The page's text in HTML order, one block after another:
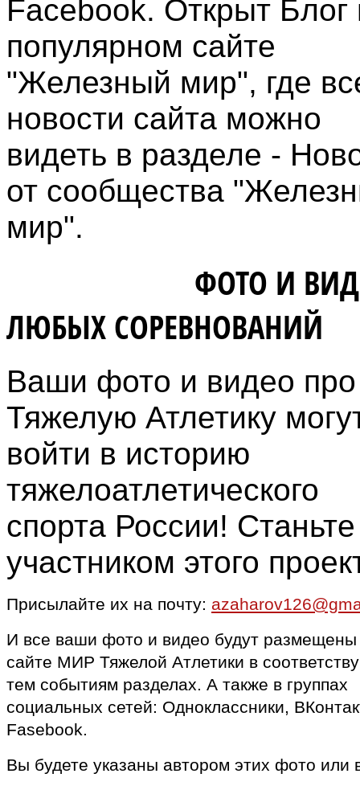
Facebook. Открыт Блог
популярном сайте
"Железный мир", где
новости сайта можно
видеть в разделе -
от сообщества
мир".
ФОТО И
ЛЮБЫХ СОРЕВНОВАНИЙ
Ваши фото и видео про
Тяжелую Атлетику
войти в историю
тяжелоатлетического
спорта России! Станьте
участником этого
Присылайте их на почту:
И все ваши фото и видео будут размещены
сайте МИР Тяжелой Атлетики в
тем событиям разделах. А также в группах
социальных сетей: Одноклассники,
Fasebook.
Вы будете указаны автором этих фото или